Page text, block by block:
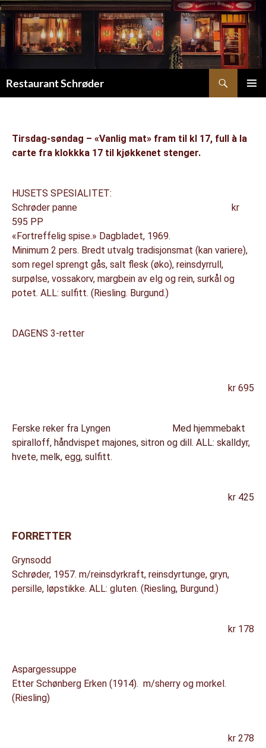
Restaurant Schrøder
Tirsdag-søndag – «Vanlig mat» fram til kl 17, full à la
carte fra klokkka 17 til kjøkkenet stenger.
HUSETS SPESIALITET:
Schrøder panne kr
595 PP
«Fortreffelig spise.» Dagbladet, 1969.
Minimum 2 pers. Bredt utvalg tradisjonsmat (kan variere),
som regel sprengt gås, salt flesk (øko), reinsdyrrull,
surpølse, vossakorv, margbein av elg og rein, surkål og
potet. ALL: sulfitt. (Riesling. Burgund.)
DAGENS 3-retter
kr 695
Ferske reker fra Lyngen Med hjemmebakt
spiralloff, håndvispet majones, sitron og dill. ALL: skalldyr,
hvete, melk, egg, sulfitt.
kr 425
FORRETTER
Grynsodd
Schrøder, 1957. m/reinsdyrkraft, reinsdyrtunge, gryn,
persille, løpstikke. ALL: gluten. (Riesling, Burgund.)
kr 178
Aspargessuppe
Etter Schønberg Erken (1914). m/sherry og morkel.
(Riesling)
kr 278